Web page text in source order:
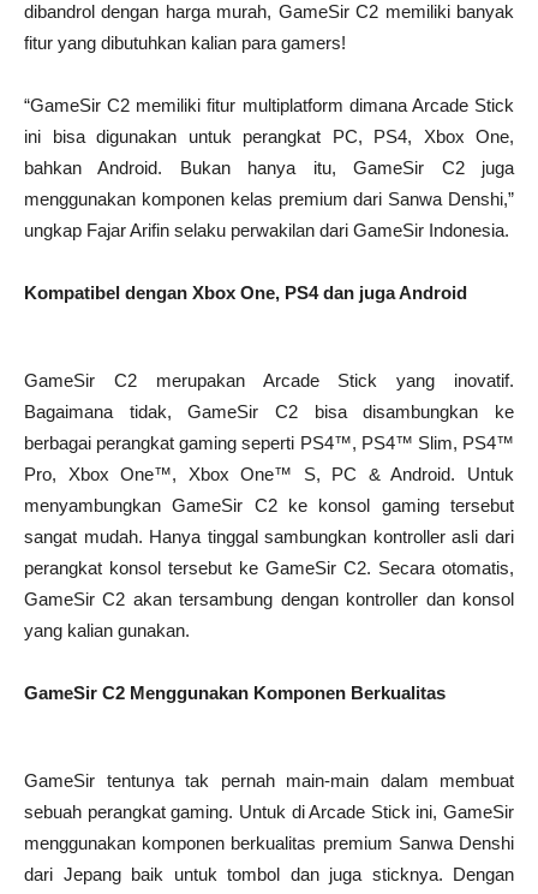
dibandrol dengan harga murah, GameSir C2 memiliki banyak
fitur yang dibutuhkan kalian para gamers!
“GameSir C2 memiliki fitur multiplatform dimana Arcade Stick
ini bisa digunakan untuk perangkat PC, PS4, Xbox One,
bahkan Android. Bukan hanya itu, GameSir C2 juga
menggunakan komponen kelas premium dari Sanwa Denshi,”
ungkap Fajar Arifin selaku perwakilan dari GameSir Indonesia.
Kompatibel dengan Xbox One, PS4 dan juga Android
GameSir C2 merupakan Arcade Stick yang inovatif.
Bagaimana tidak, GameSir C2 bisa disambungkan ke
berbagai perangkat gaming seperti PS4™, PS4™ Slim, PS4™
Pro, Xbox One™, Xbox One™ S, PC & Android. Untuk
menyambungkan GameSir C2 ke konsol gaming tersebut
sangat mudah. Hanya tinggal sambungkan kontroller asli dari
perangkat konsol tersebut ke GameSir C2. Secara otomatis,
GameSir C2 akan tersambung dengan kontroller dan konsol
yang kalian gunakan.
GameSir C2 Menggunakan Komponen Berkualitas
GameSir tentunya tak pernah main-main dalam membuat
sebuah perangkat gaming. Untuk di Arcade Stick ini, GameSir
menggunakan komponen berkualitas premium Sanwa Denshi
dari Jepang baik untuk tombol dan juga sticknya. Dengan